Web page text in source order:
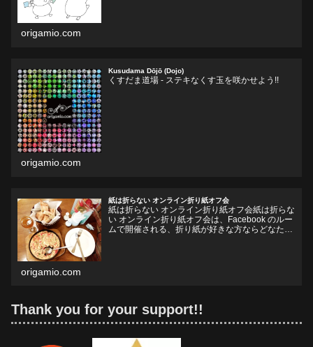
origamio.com
Kusudama Dōjō (Dojo)
くすだま道場 - ステキなくす玉を咲かせよう!!
origamio.com
紙は折らない オンライン折り紙オフ会
紙は折らない オンライン折り紙オフ会紙は折らな
い オンライン折り紙オフ会は、Facebook のルー
ムで開催される、折り紙が好きな方ならどなたで
origamio.com
Thank you for your support!!